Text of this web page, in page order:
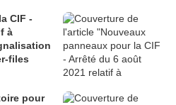
CIF -
à
files
pour